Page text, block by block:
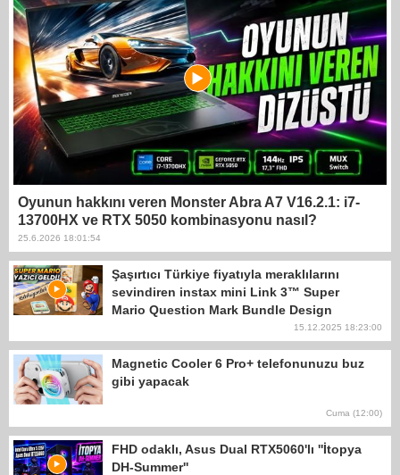
Oyunun hakkını veren Monster Abra A7 V16.2.1: i7-
13700HX ve RTX 5050 kombinasyonu nasıl?
25.6.2026 18:01:54
Şaşırtıcı Türkiye fiyatıyla meraklılarını
sevindiren instax mini Link 3™ Super
Mario Question Mark Bundle Design
15.12.2025 18:23:00
Magnetic Cooler 6 Pro+ telefonunuzu buz
gibi yapacak
Cuma (12:00)
FHD odaklı, Asus Dual RTX5060'lı ''İtopya
DH-Summer''